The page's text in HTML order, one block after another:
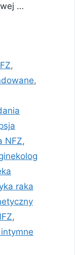
…
,
,
NFZ,
raka
,